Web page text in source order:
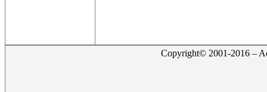
Copyright© 2001-2016 –